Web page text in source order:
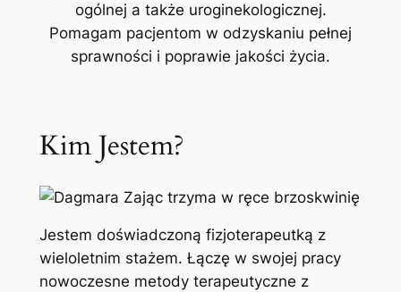
ogólnej a także uroginekologicznej.
Pomagam pacjentom w odzyskaniu pełnej
sprawności i poprawie jakości życia.
Kim Jestem?
Jestem doświadczoną fizjoterapeutką z
wieloletnim stażem. Łączę w swojej pracy
nowoczesne metody terapeutyczne z